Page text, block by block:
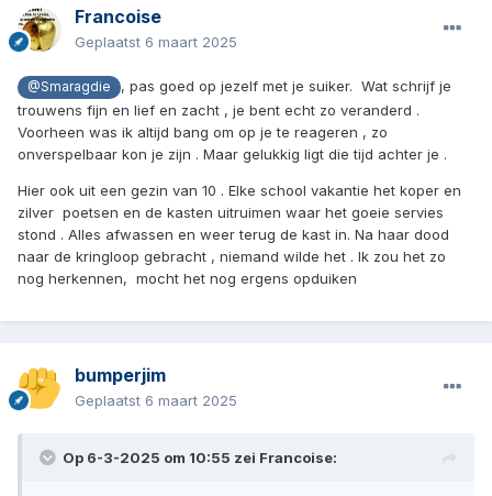
Francoise
Geplaatst 6 maart 2025
@Smaragdie
, pas goed op jezelf met je suiker. Wat schrijf je
trouwens fijn en lief en zacht , je bent echt zo veranderd .
Voorheen was ik altijd bang om op je te reageren , zo
onverspelbaar kon je zijn . Maar gelukkig ligt die tijd achter je .
Hier ook uit een gezin van 10 . Elke school vakantie het koper en
zilver poetsen en de kasten uitruimen waar het goeie servies
stond . Alles afwassen en weer terug de kast in. Na haar dood
naar de kringloop gebracht , niemand wilde het . Ik zou het zo
nog herkennen, mocht het nog ergens opduiken
bumperjim
Geplaatst 6 maart 2025
Op 6-3-2025 om 10:55 zei Francoise: